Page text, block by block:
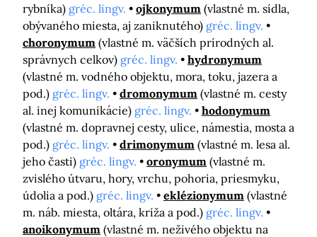
rybníka) gréc. lingv. ojkonymum (vlastné m. sídla,
obývaného miesta, aj zaniknutého) gréc. lingv.
choronymum (vlastné m. väčších prírodných al.
správnych celkov) gréc. lingv.
hydronymum
(vlastné m. vodného objektu, mora, toku, jazera a
pod.) gréc. lingv. dromonymum (vlastné m. cesty
al. inej komunikácie) gréc. lingv.
hodonymum
(vlastné m. dopravnej cesty, ulice, námestia, mosta a
pod.) gréc. lingv. drimonymum (vlastné m. lesa al.
jeho časti) gréc. lingv. oronymum (vlastné m.
zvislého útvaru, hory, vrchu, pohoria, priesmyku,
údolia a pod.) gréc. lingv. eklézionymum (vlastné
m. náb. miesta, oltára, kríža a pod.) gréc. lingv.
anoikonymum (vlastné m. neživého objektu na